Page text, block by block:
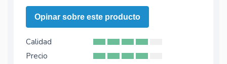
Opinar sobre este producto
Calidad
Precio